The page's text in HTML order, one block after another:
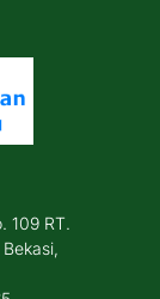
109 RT.